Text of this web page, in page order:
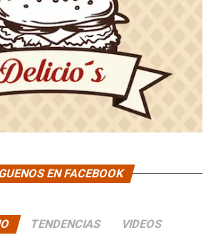
EN FACEBOOK
TENDENCIAS VIDEOS